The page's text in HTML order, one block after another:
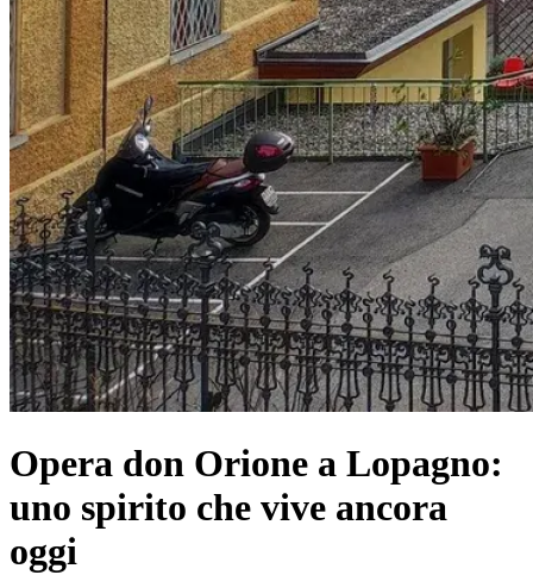
Opera don Orione a Lopagno:
uno spirito che vive ancora
oggi